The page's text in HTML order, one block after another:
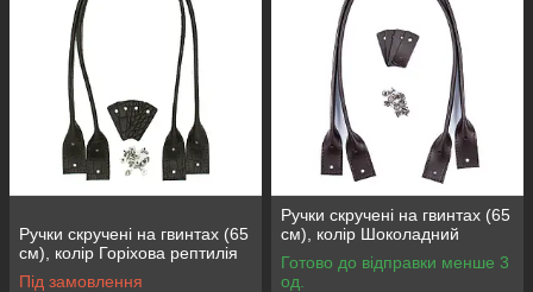
Ручки скручені на гвинтах (65
см), колір Горіхова рептилія
Під замовлення
Ручки скручені на гвинтах (65
см), колір Шоколадний
Готово до відправки менше 3
од.